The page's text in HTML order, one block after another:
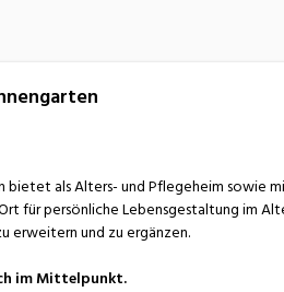
bietet als Alters- und Pflegeheim sowie
für persönliche Lebensgestaltung im
erweitern und zu ergänzen.
im Mittelpunkt.